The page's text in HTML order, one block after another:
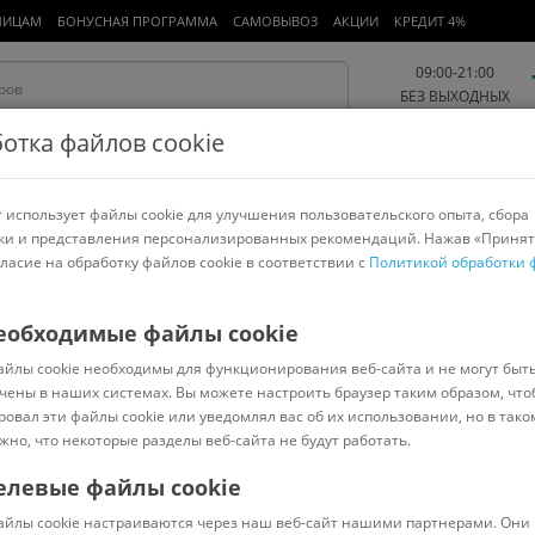
БОНУСНАЯ ПРОГРАММА САМОВЫВОЗ АКЦИИ КРЕДИТ 4%
09:00-21:00
БЕЗ ВЫХОДНЫХ
Работа и офис Авто и мото Детям и мамам Красота и
спорт
Код: 7350099
файлов cookie
файлы cookie для улучшения пользовательского опыта, сбора
и представления персонализированных рекомендаций. Нажав
на обработку файлов cookie в соответствии с Политикой обработки
файлы cookie
cookie необходимы для функционирования веб-сайта и не могут
в наших системах. Вы можете настроить браузер таким образом,
эти файлы cookie или уведомлял вас об их использовании, но в
что некоторые разделы веб-сайта не будут работать.
файлы cookie
cookie настраиваются через наш веб-сайт нашими партнерами. Они